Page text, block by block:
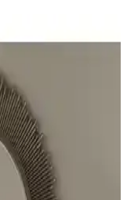
ile Yataş
ve kullanım
Geçirmez ve